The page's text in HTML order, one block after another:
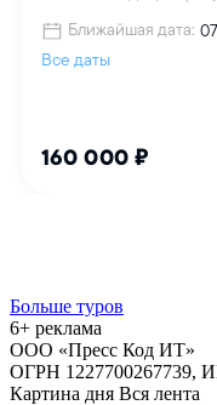
Больше туров
6+ реклама
ООО «Пресс Код ИТ»
ОГРН 1227700267739,
Картина дня Вся лента